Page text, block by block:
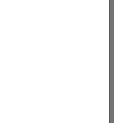
Engineer - AD & MS Entra ID